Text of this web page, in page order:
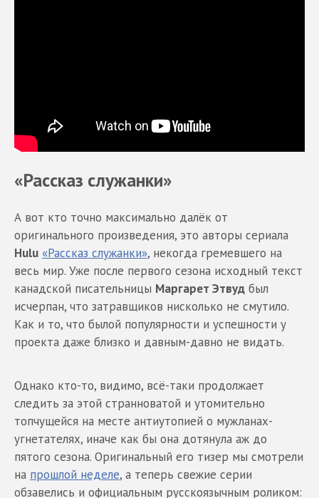
«Рассказ служанки»
А вот кто точно максимально далёк от
оригинального произведения, это авторы сериала
Hulu «Рассказ служанки», некогда гремевшего на
весь мир. Уже после первого сезона исходный текст
канадской писательницы Маргарет Этвуд был
исчерпан, что затравщиков нисколько не смутило.
Как и то, что былой популярности и успешности у
проекта даже близко и давным-давно не видать.
Однако кто-то, видимо, всё-таки продолжает
следить за этой странноватой и утомительно
топчущейся на месте антиутопией о мужланах-
угнетателях, иначе как бы она дотянула аж до
пятого сезона. Оригинальный его тизер мы смотрели
на прошлой неделе, а теперь свежие серии
обзавелись и официальным русскоязычным роликом: